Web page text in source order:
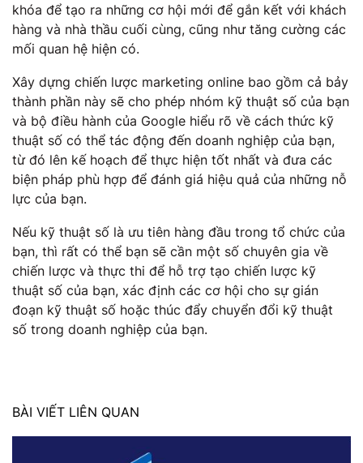
khóa để tạo ra những cơ hội mới để gắn kết với khách
hàng và nhà thầu cuối cùng, cũng như tăng cường các
mối quan hệ hiện có.
Xây dựng chiến lược marketing online bao gồm cả bảy
thành phần này sẽ cho phép nhóm kỹ thuật số của bạn
và bộ điều hành của Google hiểu rõ về cách thức kỹ
thuật số có thể tác động đến doanh nghiệp của bạn,
từ đó lên kế hoạch để thực hiện tốt nhất và đưa các
biện pháp phù hợp để đánh giá hiệu quả của những nỗ
lực của bạn.
Nếu kỹ thuật số là ưu tiên hàng đầu trong tổ chức của
bạn, thì rất có thể bạn sẽ cần một số chuyên gia về
chiến lược và thực thi để hỗ trợ tạo chiến lược kỹ
thuật số của bạn, xác định các cơ hội cho sự gián
đoạn kỹ thuật số hoặc thúc đẩy chuyển đổi kỹ thuật
số trong doanh nghiệp của bạn.
BÀI VIẾT LIÊN QUAN